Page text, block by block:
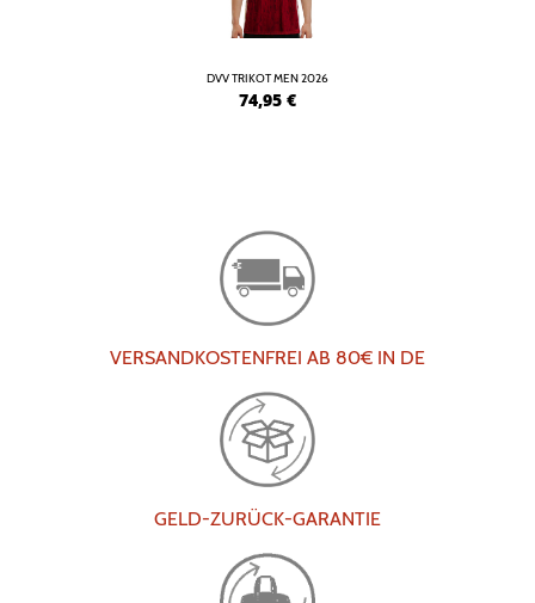
DVV TRIKOT MEN 2026
74,95 €
VERSANDKOSTENFREI AB 80€ IN DE
GELD-ZURÜCK-GARANTIE